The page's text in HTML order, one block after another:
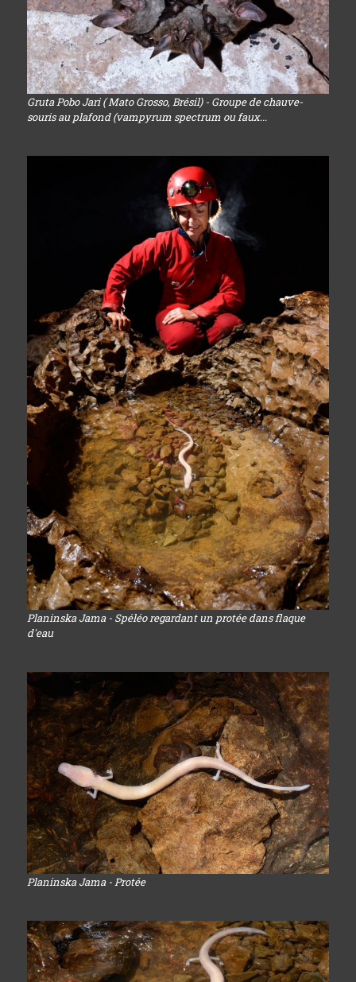
Gruta Pobo Jari ( Mato Grosso, Brésil) - Groupe de chauve-
souris au plafond (vampyrum spectrum ou faux...
Planinska Jama - Spéléo regardant un protée dans flaque
d'eau
Planinska Jama - Protée